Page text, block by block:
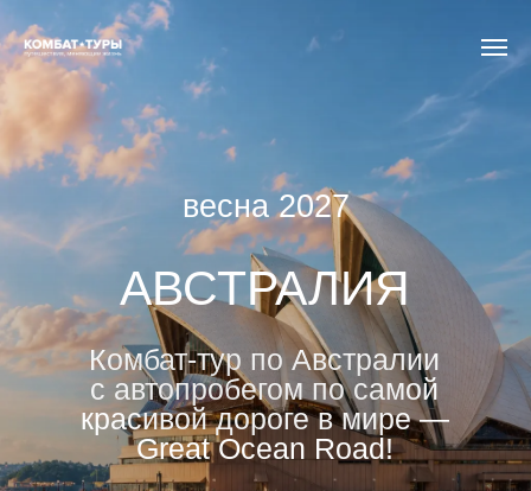
АВСТРАЛИЯ
весна 2027
Комбат-тур по Австралии
с автопробегом по самой
красивой дороге в мире —
Great Ocean Road!